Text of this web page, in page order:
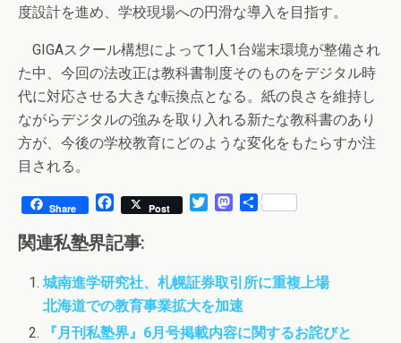
度設計を進め、学校現場への円滑な導入を目指す。
GIGAスクール構想によって1人1台端末環境が整備され
た中、今回の法改正は教科書制度そのものをデジタル時
代に対応させる大きな転換点となる。紙の良さを維持し
ながらデジタルの強みを取り入れる新たな教科書のあり
方が、今後の学校教育にどのような変化をもたらすか注
目される。
Share
F
c
e
b
o
o
k
Post
t
e
r
M
o
d
o
n
共
関連私塾界記事:
城南進学研究社、札幌証券取引所に重複上場
北海道での教育事業拡大を加速
『月刊私塾界』6月号掲載内容に関するお詫びと